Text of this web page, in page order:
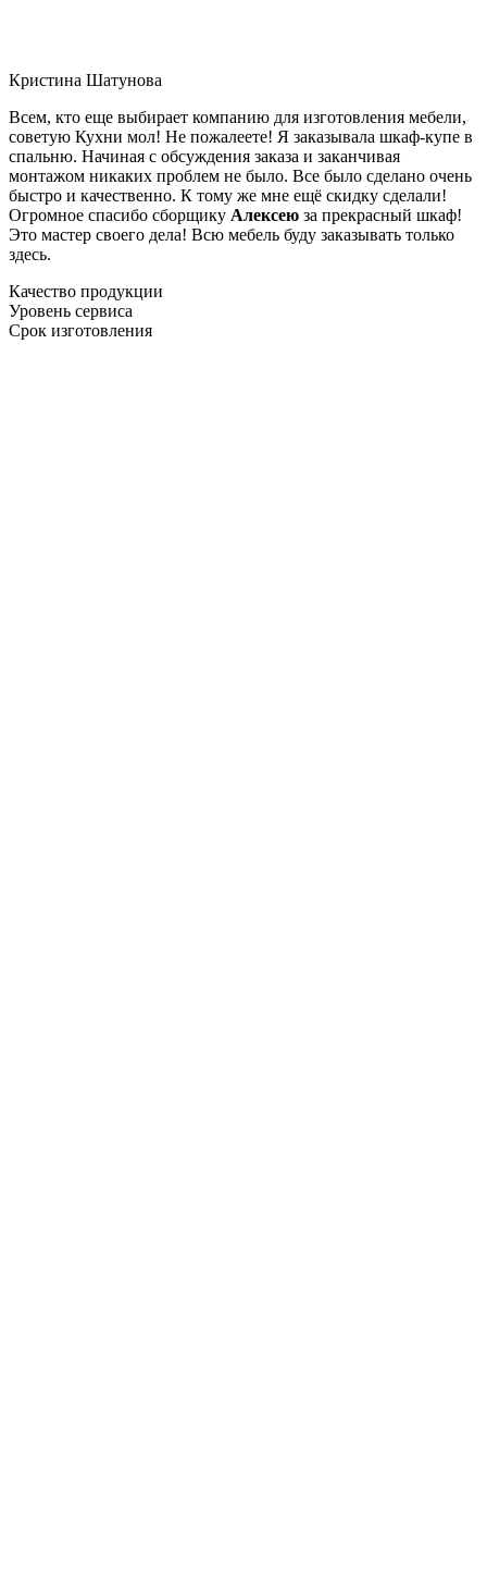
Кристина Шатунова
Всем, кто еще выбирает компанию для изготовления мебели,
советую Кухни мол! Не пожалеете! Я заказывала шкаф-купе в
спальню. Начиная с обсуждения заказа и заканчивая
монтажом никаких проблем не было. Все было сделано очень
быстро и качественно. К тому же мне ещё скидку сделали!
Огромное спасибо сборщику Алексею за прекрасный шкаф!
Это мастер своего дела! Всю мебель буду заказывать только
здесь.
Качество продукции
Уровень сервиса
Срок изготовления